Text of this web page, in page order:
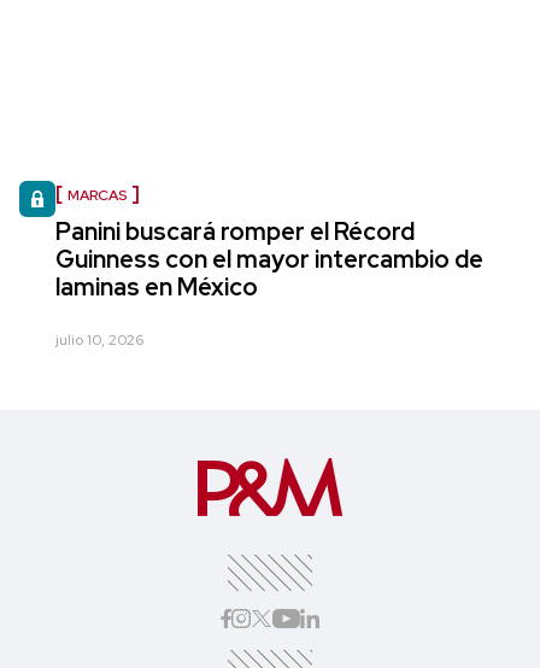
MARCAS
Panini buscará romper el Récord
Guinness con el mayor intercambio de
laminas en México
julio 10, 2026